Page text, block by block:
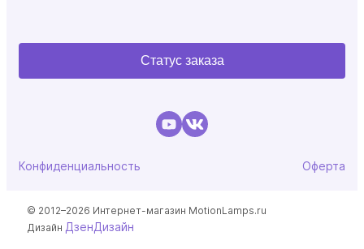
Статус заказа
Конфиденциальность Оферта
© 2012–2026 Интернет-магазин MotionLamps.ru
Дизайн ДзенДизайн